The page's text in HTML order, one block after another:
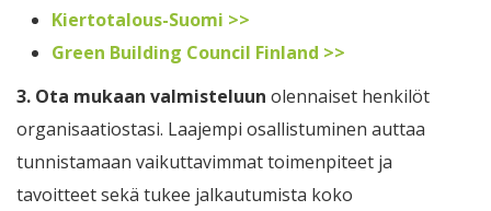
Kiertotalous-Suomi >>
Green Building Council Finland >>
3. Ota mukaan valmisteluun olennaiset henkilöt
organisaatiostasi. Laajempi osallistuminen auttaa
tunnistamaan vaikuttavimmat toimenpiteet ja
tavoitteet sekä tukee jalkautumista koko